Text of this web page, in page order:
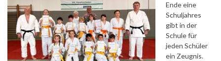
Ende eine
Schuljahres
gibt in der
Schule für
jeden Schüler
ein Zeugnis.